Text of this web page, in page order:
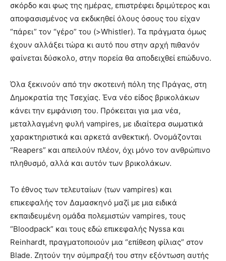
σκόρδο και φως της ημέρας, επιστρέφει δριμύτερος και
αποφασισμένος να εκδικηθεί όλους όσους του είχαν
“πάρει” τον “γέρο” του (>Whistler). Τα πράγματα όμως
έχουν αλλάξει τώρα κι αυτό που στην αρχή πιθανόν
φαίνεται δύσκολο, στην πορεία θα αποδειχθεί επώδυνο.
Όλα ξεκινούν από την σκοτεινή πόλη της Πράγας, στη
Δημοκρατία της Τσεχίας. Ένα νέο είδος βρικολάκων
κάνει την εμφάνιση του. Πρόκειται για μια νέα,
μεταλλαγμένη φυλή vampires, με ιδιαίτερα σωματικά
χαρακτηριστικά και αρκετά ανθεκτική. Ονομάζονται
“Reapers” και απειλούν πλέον, όχι μόνο τον ανθρώπινο
πληθυσμό, αλλά και αυτόν των βρικολάκων.
Το έθνος των τελευταίων (των vampires) και
επικεφαλής τον Δαμασκηνό μαζί με μια ειδικά
εκπαιδευμένη ομάδα πολεμιστών vampires, τους
“Bloodpack” και τους εδώ επικεφαλής Nyssa και
Reinhardt, πραγματοποιούν μια “επίθεση φίλιας” στον
Blade. Ζητούν την σύμπραξή του στην εξόντωση αυτής